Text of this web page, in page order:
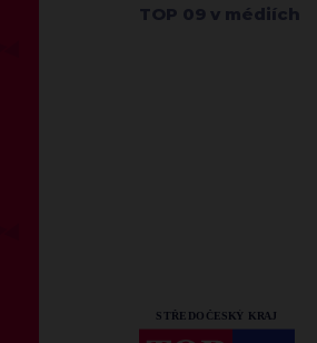
TOP 09 v médiích